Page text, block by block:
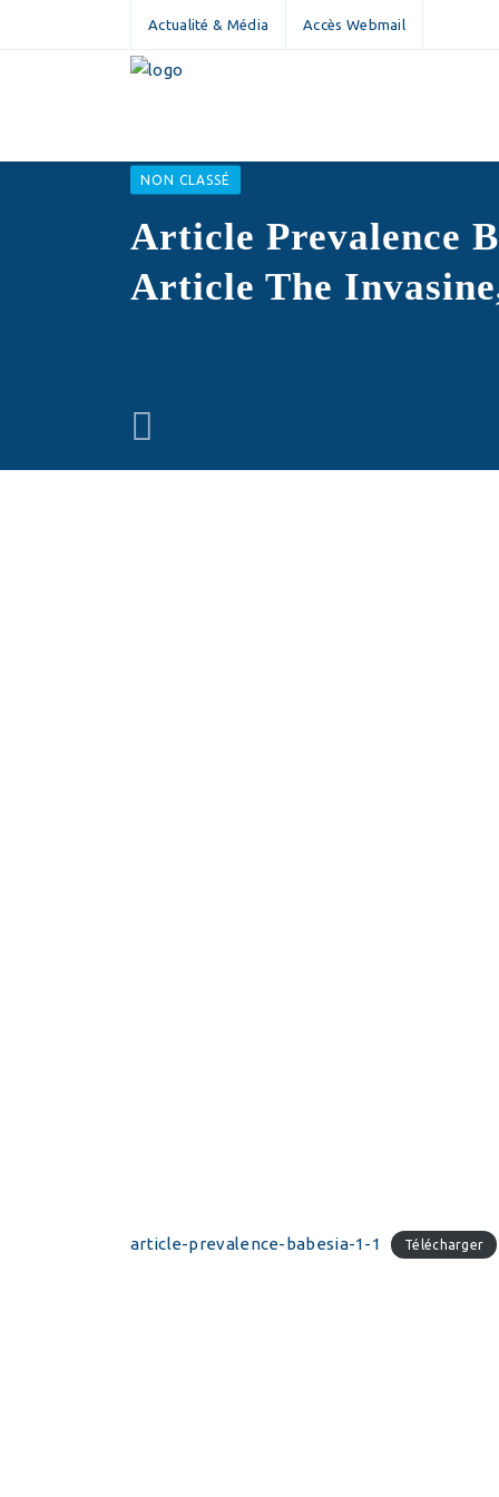
Actualité & Média Accès Webmail
NON CLASSÉ
Article Prevalence
Article The
article-prevalence-babesia-1-1 Télécharger